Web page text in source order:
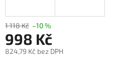
1 118 Kč –10 %
998 Kč
824,79 Kč bez DPH